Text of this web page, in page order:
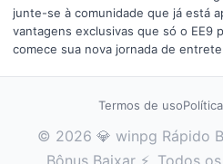
junte-se à comunidade que já está
vantagens exclusivas que só o EE9
comece sua nova jornada de
Termos de uso
© 2026 💎 winpg Rápido
Bônus Baixar ⚡. Todos